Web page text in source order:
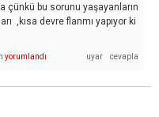
çünkü bu sorunu yaşayanların
,kısa devre flanmı yapıyor ki
yorumlandı